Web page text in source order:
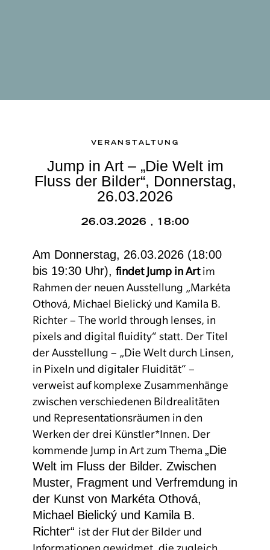
VERANSTALTUNG
Jump in Art – „Die Welt im
Fluss der Bilder“, Donnerstag,
26.03.2026
26.03.2026 , 18:00
Am Donnerstag, 26.03.2026 (18:00
bis 19:30 Uhr), findet Jump in Artim
Rahmen der neuen Ausstellung „Markéta
Othová, Michael Bielický und Kamila B.
Richter – The world through lenses, in
pixels and digital fluidity“ statt. Der Titel
der Ausstellung – „Die Welt durch Linsen,
in Pixeln und digitaler Fluidität“ –
verweist auf komplexe Zusammenhänge
zwischen verschiedenen Bildrealitäten
und Representationsräumen in den
Werken der drei Künstler*Innen. Der
kommende Jump in Art zum Thema„Die
Welt im Fluss der Bilder. Zwischen
Muster, Fragment und Verfremdung in
der Kunst von Markéta Othová,
Michael Bielický und Kamila B.
Richter“ ist der Flut der Bilder und